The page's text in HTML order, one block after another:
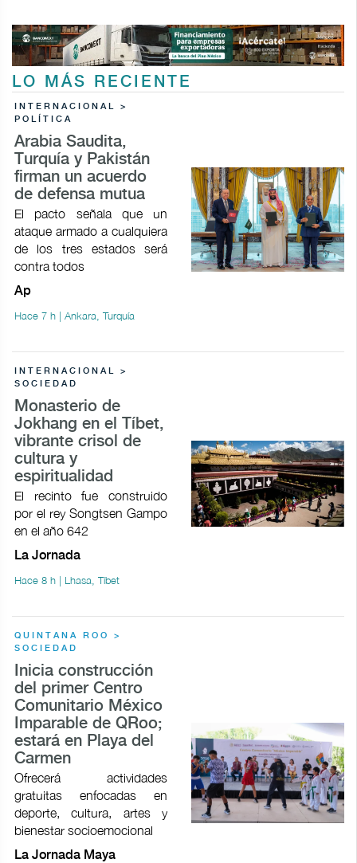
LO MÁS RECIENTE
INTERNACIONAL >
POLÍTICA
Arabia Saudita,
Turquía y Pakistán
firman un acuerdo
de defensa mutua
El pacto señala que un
ataque armado a cualquiera
de los tres estados será
contra todos
Ap
Hace 7 h | Ankara, Turquía
INTERNACIONAL >
SOCIEDAD
Monasterio de
Jokhang en el Tíbet,
vibrante crisol de
cultura y
espiritualidad
El recinto fue construido
por el rey Songtsen Gampo
en el año 642
La Jornada
Hace 8 h | Lhasa, Tíbet
QUINTANA ROO >
SOCIEDAD
Inicia construcción
del primer Centro
Comunitario México
Imparable de QRoo;
estará en Playa del
Carmen
Ofrecerá actividades
gratuitas enfocadas en
deporte, cultura, artes y
bienestar socioemocional
La Jornada Maya